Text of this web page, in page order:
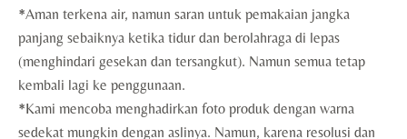
*Aman terkena air, namun saran untuk pemakaian jangka
panjang sebaiknya ketika tidur dan berolahraga di lepas
(menghindari gesekan dan tersangkut). Namun semua tetap
kembali lagi ke penggunaan.
*Kami mencoba menghadirkan foto produk dengan warna
sedekat mungkin dengan aslinya. Namun, karena resolusi dan